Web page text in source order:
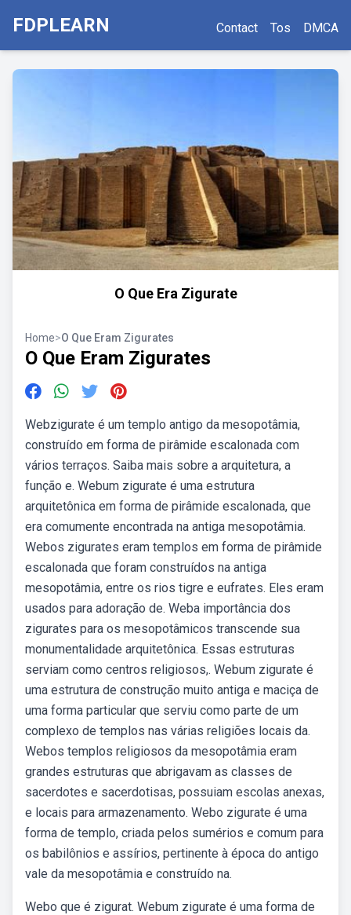
FDPLEARN Contact Tos DMCA
O Que Era Zigurate
Home>O Que Eram Zigurates
O Que Eram Zigurates
Webzigurate é um templo antigo da mesopotâmia,
construído em forma de pirâmide escalonada com
vários terraços. Saiba mais sobre a arquitetura, a
função e. Webum zigurate é uma estrutura
arquitetônica em forma de pirâmide escalonada, que
era comumente encontrada na antiga mesopotâmia.
Webos zigurates eram templos em forma de pirâmide
escalonada que foram construídos na antiga
mesopotâmia, entre os rios tigre e eufrates. Eles eram
usados para adoração de. Weba importância dos
zigurates para os mesopotâmicos transcende sua
monumentalidade arquitetônica. Essas estruturas
serviam como centros religiosos,. Webum zigurate é
uma estrutura de construção muito antiga e maciça de
uma forma particular que serviu como parte de um
complexo de templos nas várias religiões locais da.
Webos templos religiosos da mesopotâmia eram
grandes estruturas que abrigavam as classes de
sacerdotes e sacerdotisas, possuiam escolas anexas,
e locais para armazenamento. Webo zigurate é uma
forma de templo, criada pelos sumérios e comum para
os babilônios e assírios, pertinente à época do antigo
vale da mesopotâmia e construído na.
Webo que é zigurat. Webum zigurate é uma forma de